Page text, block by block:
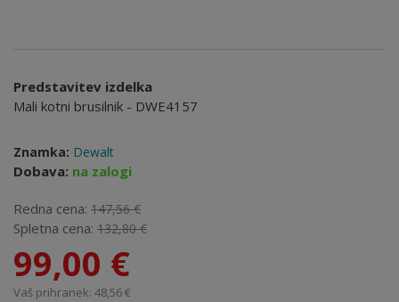
Predstavitev izdelka
Mali kotni brusilnik - DWE4157
Znamka: Dewalt
Dobava: na zalogi
Redna cena: 147,56 €
Spletna cena: 132,80 €
99,00 €
Vaš prihranek: 48,56 €